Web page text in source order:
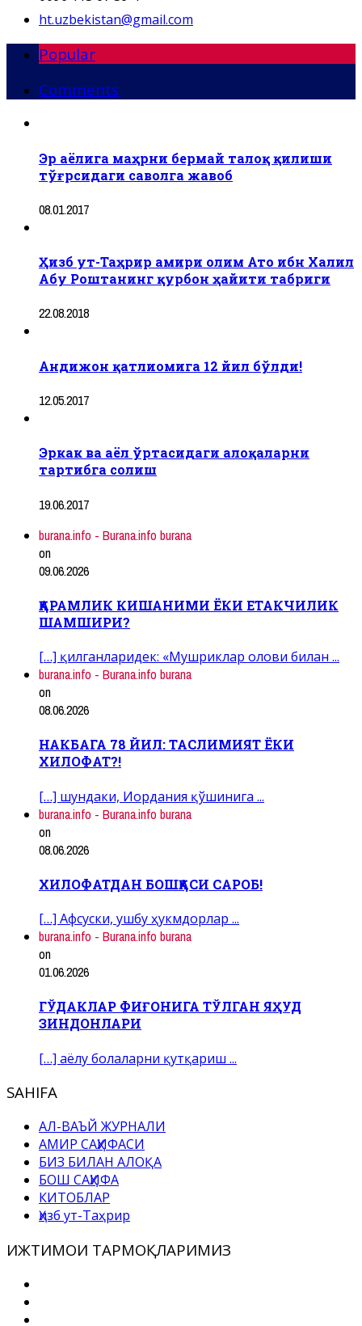
ht.uzbekistan@gmail.com
Popular
Comments
Эр аёлига маҳрни бермай талоқ қилиши
тўғрсидаги саволга жавоб
08.01.2017
Ҳизб ут-Таҳрир амири олим Ато ибн Халил
Абу Роштанинг қурбон ҳайити табриги
22.08.2018
Андижон қатлиомига 12 йил бўлди!
12.05.2017
Эркак ва аёл ўртасидаги алоқаларни
тартибга солиш
19.06.2017
burana.info - Burana.info burana
on
09.06.2026
ҚАРАМЛИК КИШАНИМИ ЁКИ ЕТАКЧИЛИК
ШАМШИРИ?
[…] қилганларидек: «Мушриклар олови билан ...
burana.info - Burana.info burana
on
08.06.2026
НАКБАГА 78 ЙИЛ: ТАСЛИМИЯТ ЁКИ
ХИЛОФАТ?!
[…] шундаки, Иордания қўшинига ...
burana.info - Burana.info burana
on
08.06.2026
ХИЛОФАТДАН БОШҚАСИ САРОБ!
[…] Афсуски, ушбу ҳукмдорлар ...
burana.info - Burana.info burana
on
01.06.2026
ГЎДАКЛАР ФИҒОНИГА ТЎЛГАН ЯҲУД
ЗИНДОНЛАРИ
[…] аёлу болаларни қутқариш ...
SAHIFA
АЛ-ВАЪЙ ЖУРНАЛИ
АМИР САҲИФАСИ
БИЗ БИЛАН АЛОҚА
БОШ САҲИФА
КИТОБЛАР
Ҳизб ут-Таҳрир
ИЖТИМОИ ТАРМОҚЛАРИМИЗ